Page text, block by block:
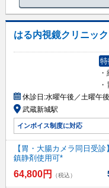
はる内視鏡クリニック
休診日:水曜午後／土曜午
武蔵新城駅
インボイス制度に対応
【胃・大腸カメラ同日受
鎮静剤使用可*
64,800円 （税込）